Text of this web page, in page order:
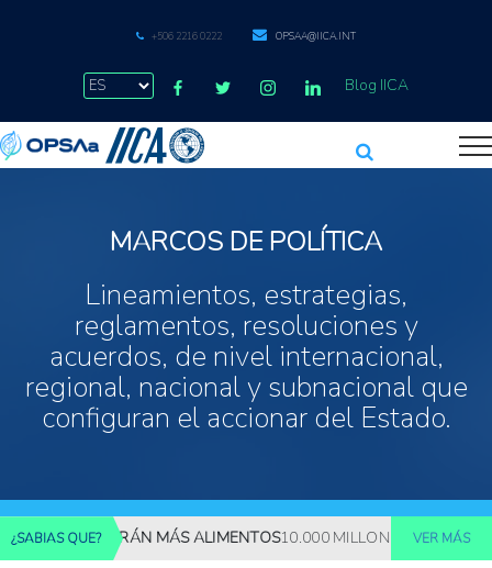
+506 2216 0222 OPSAA@IICA.INT
Blog IICA
MARCOS DE POLÍTICA
Lineamientos, estrategias,
reglamentos, resoluciones y
acuerdos, de nivel internacional,
regional, nacional y subnacional que
configuran el accionar del Estado.
¿SABIAS QUE?
REQUERIRÁN MÁS ALIMENTOS10.000 MILLONES DE VER MÁS